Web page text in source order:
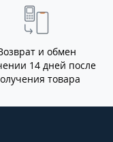
и обмен
14 дней после
товара